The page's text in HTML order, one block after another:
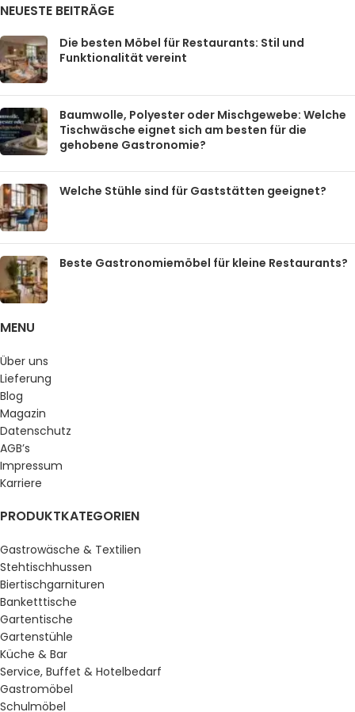
NEUESTE BEITRÄGE
Die besten Möbel für Restaurants: Stil und
Funktionalität vereint
Baumwolle, Polyester oder Mischgewebe: Welche
Tischwäsche eignet sich am besten für die
gehobene Gastronomie?
Welche Stühle sind für Gaststätten geeignet?
Beste Gastronomiemöbel für kleine Restaurants?
MENU
Über uns
Lieferung
Blog
Magazin
Datenschutz
AGB’s
Impressum
Karriere
PRODUKTKATEGORIEN
Gastrowäsche & Textilien
Stehtischhussen
Biertischgarnituren
Banketttische
Gartentische
Gartenstühle
Küche & Bar
Service, Buffet & Hotelbedarf
Gastromöbel
Schulmöbel